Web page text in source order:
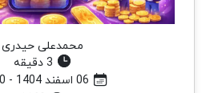
محمدعلی حیدری